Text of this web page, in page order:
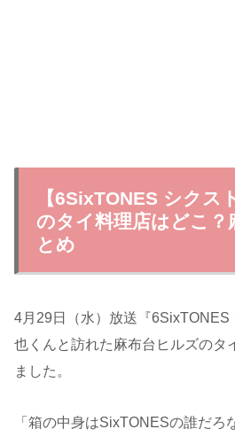
【6SixTONES シクス
のタイ料理店はどこ？
とめ
4月29日（水）放送『6SixTONES
也くんと訪れた麻布台ヒルズのタ
ました。
「箱の中身はSixTONESの誰だろ